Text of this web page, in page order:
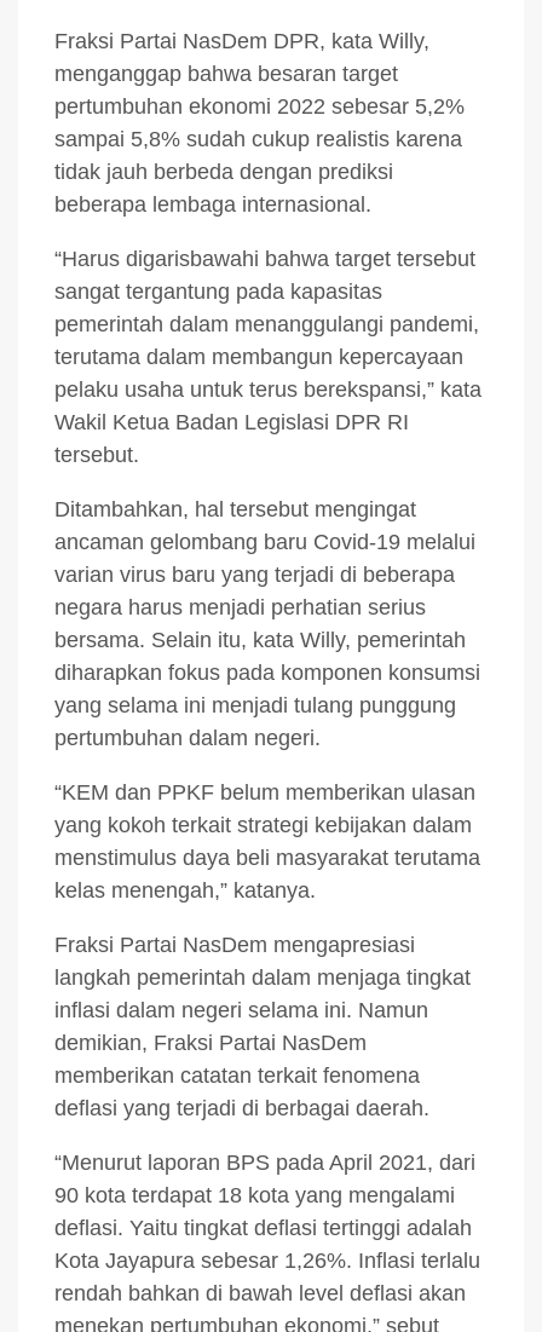
Fraksi Partai NasDem DPR, kata Willy,
menganggap bahwa besaran target
pertumbuhan ekonomi 2022 sebesar 5,2%
sampai 5,8% sudah cukup realistis karena
tidak jauh berbeda dengan prediksi
beberapa lembaga internasional.
“Harus digarisbawahi bahwa target tersebut
sangat tergantung pada kapasitas
pemerintah dalam menanggulangi pandemi,
terutama dalam membangun kepercayaan
pelaku usaha untuk terus berekspansi,” kata
Wakil Ketua Badan Legislasi DPR RI
tersebut.
Ditambahkan, hal tersebut mengingat
ancaman gelombang baru Covid-19 melalui
varian virus baru yang terjadi di beberapa
negara harus menjadi perhatian serius
bersama. Selain itu, kata Willy, pemerintah
diharapkan fokus pada komponen konsumsi
yang selama ini menjadi tulang punggung
pertumbuhan dalam negeri.
“KEM dan PPKF belum memberikan ulasan
yang kokoh terkait strategi kebijakan dalam
menstimulus daya beli masyarakat terutama
kelas menengah,” katanya.
Fraksi Partai NasDem mengapresiasi
langkah pemerintah dalam menjaga tingkat
inflasi dalam negeri selama ini. Namun
demikian, Fraksi Partai NasDem
memberikan catatan terkait fenomena
deflasi yang terjadi di berbagai daerah.
“Menurut laporan BPS pada April 2021, dari
90 kota terdapat 18 kota yang mengalami
deflasi. Yaitu tingkat deflasi tertinggi adalah
Kota Jayapura sebesar 1,26%. Inflasi terlalu
rendah bahkan di bawah level deflasi akan
menekan pertumbuhan ekonomi,” sebut